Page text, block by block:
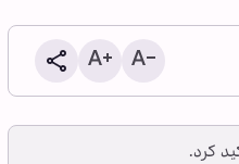
كرد.
ابنا - روایت یک دهه | قلمِ